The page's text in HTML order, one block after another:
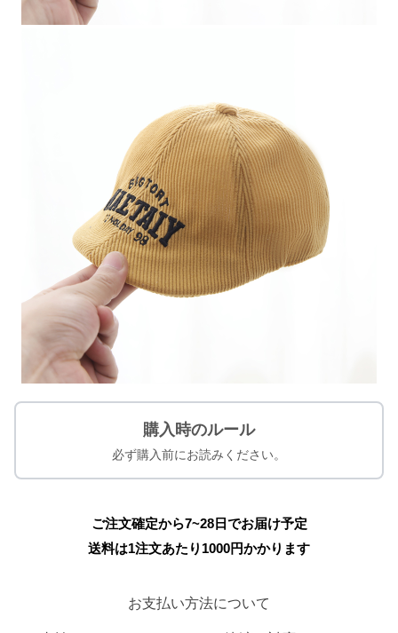
購入時のルール
必ず購入前にお読みください。
ご注文確定から7~28日でお届け予定
送料は1注文あたり 1000円かかります
お支払い方法について